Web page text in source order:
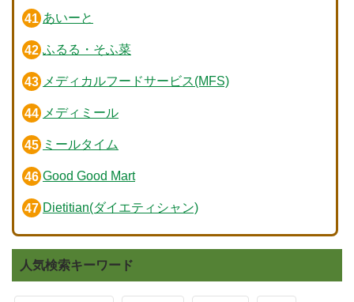
あいーと
ふるる・そふ菜
メディカルフードサービス(MFS)
メディミール
ミールタイム
Good Good Mart
Dietitian(ダイエティシャン)
人気検索キーワード